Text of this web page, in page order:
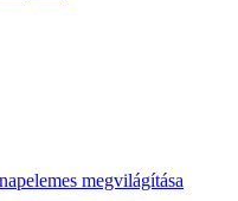
megvilágítása